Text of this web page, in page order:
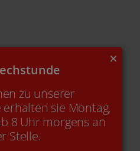
×
zu unserer
sie Montag,
8 Uhr morgens an
Stelle.
+49(0)2842-9 21 49 90